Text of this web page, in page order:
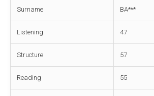
Surname BA***
Listening 47
Structure 57
Reading 55